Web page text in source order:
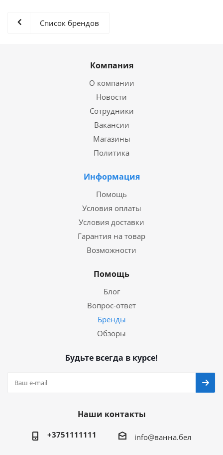
Список брендов
Компания
О компании
Новости
Сотрудники
Вакансии
Магазины
Политика
Информация
Помощь
Условия оплаты
Условия доставки
Гарантия на товар
Возможности
Помощь
Блог
Вопрос-ответ
Бренды
Обзоры
Будьте всегда в курсе!
Наши контакты
+3751111111 info@ванна.бел